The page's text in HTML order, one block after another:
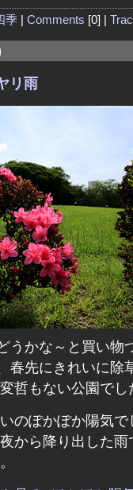
季| Comments [0] |
リ雨
春先にきれいに除
哲もない公園でし
のぽかぽか陽気で
から降り出した雨